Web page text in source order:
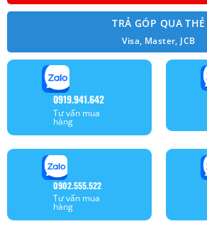
TRẢ GÓP QUA THẺ
Visa, Master, JCB
0919.941.642
Tư vấn mua
hàng
0902.555.522
Tư vấn mua
hàng